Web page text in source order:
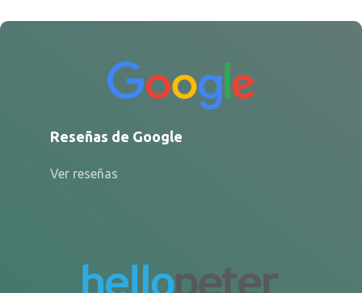
Reseñas de Google
Ver reseñas